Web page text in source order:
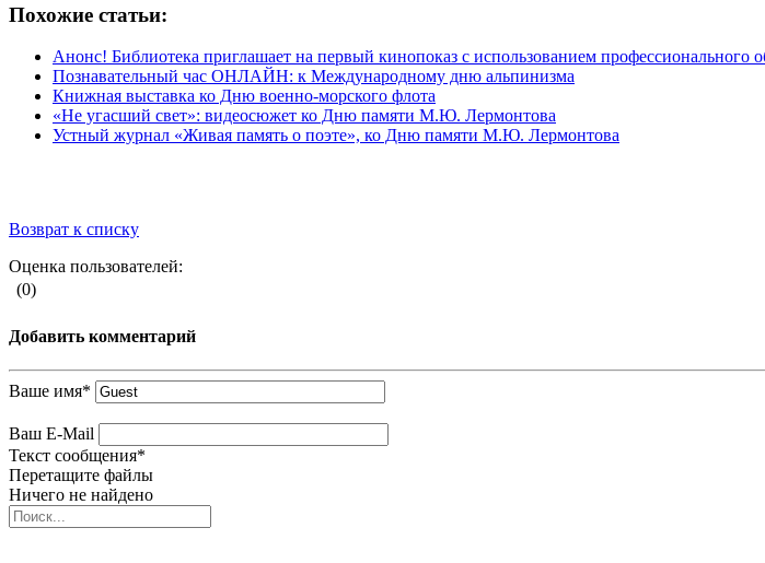
Похожие статьи:
Анонс! Библиотека приглашает на первый кинопоказ с использованием профессионального
Познавательный час ОНЛАЙН: к Международному дню альпинизма
Книжная выставка ко Дню военно-морского флота
«Не угасший свет»: видеосюжет ко Дню памяти М.Ю. Лермонтова
Устный журнал «Живая память о поэте», ко Дню памяти М.Ю. Лермонтова
Возврат к списку
Оценка пользователей:
(0)
Добавить комментарий
Ваше имя*
Ваш E-Mail
Текст сообщения*
Перетащите файлы
Ничего не найдено